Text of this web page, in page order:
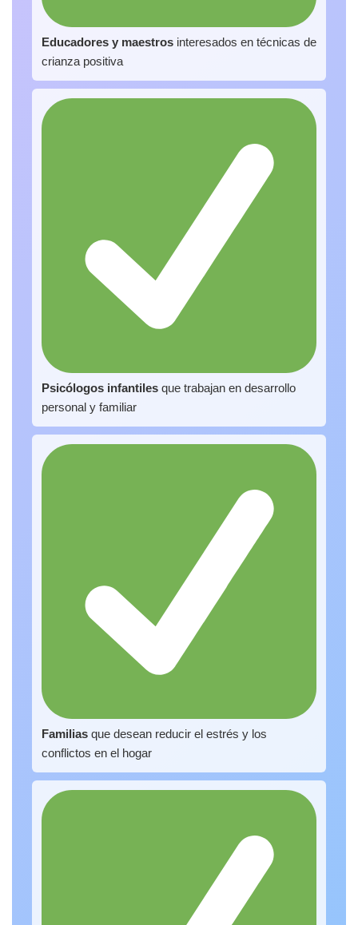
Educadores y maestros interesados en técnicas de
crianza positiva
Psicólogos infantiles que trabajan en desarrollo
personal y familiar
Familias que desean reducir el estrés y los
conflictos en el hogar